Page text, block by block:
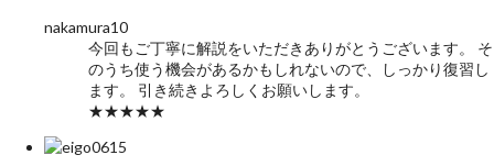
nakamura10
今回もご丁寧に解説をいただきありがとうございます。 そ
のうち使う機会があるかもしれないので、しっかり復習し
ます。 引き続きよろしくお願いします。
★★★★★